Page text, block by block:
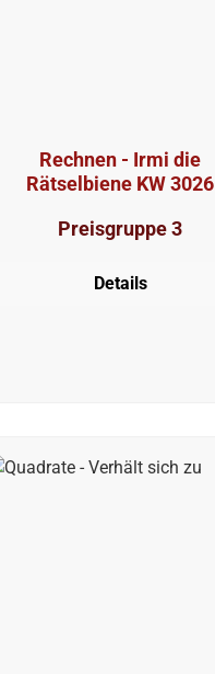
Rechnen - Irmi die
Rätselbiene KW 3026
Preisgruppe 3
Details